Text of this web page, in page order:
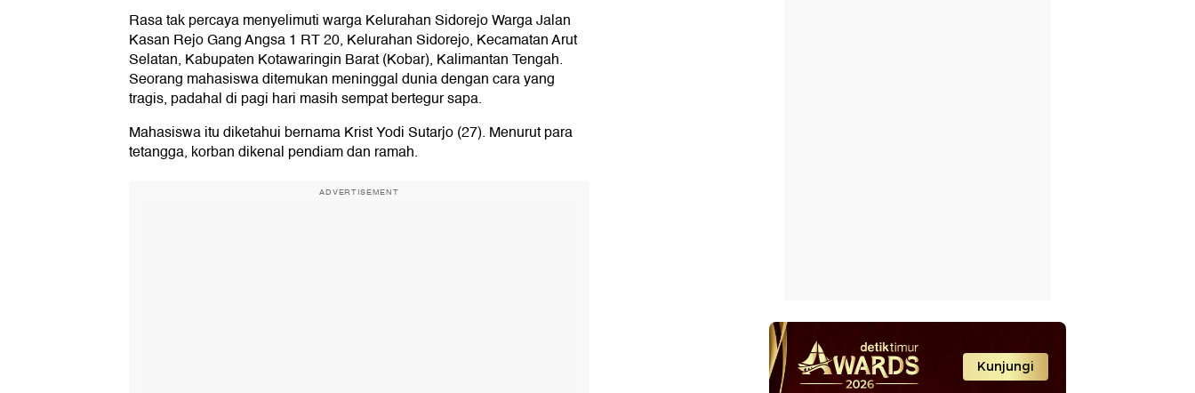
Rasa tak percaya menyelimuti warga Kelurahan Sidorejo Warga Jalan
Kasan Rejo Gang Angsa 1 RT 20, Kelurahan Sidorejo, Kecamatan Arut
Selatan, Kabupaten Kotawaringin Barat (Kobar), Kalimantan Tengah.
Seorang mahasiswa ditemukan meninggal dunia dengan cara yang
tragis, padahal di pagi hari masih sempat bertegur sapa.
Mahasiswa itu diketahui bernama Krist Yodi Sutarjo (27). Menurut para
tetangga, korban dikenal pendiam dan ramah.
ADVERTISEMENT
Kunjungi